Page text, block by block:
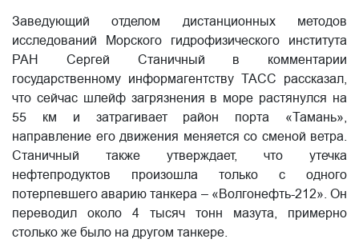
Заведующий отделом дистанционных методов
исследований Морского гидрофизического института
РАН Сергей Станичный в комментарии
государственному информагентству ТАСС рассказал,
что сейчас шлейф загрязнения в море растянулся на
55 км и затрагивает район порта «Тамань»,
направление его движения меняется со сменой ветра.
Станичный также утверждает, что утечка
нефтепродуктов произошла только с одного
потерпевшего аварию танкера – «Волгонефть-212». Он
переводил около 4 тысяч тонн мазута, примерно
столько же было на другом танкере.